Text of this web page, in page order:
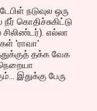
நடுவுல ஒரு
கொதிச்சுகிட்டு
சிலிண்டர்). எல்லா
'ராவா'
தக்க வேக
இதுக்கு பேரு